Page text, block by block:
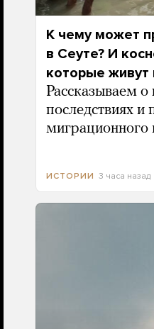
К чему может
в Сеуте? И
которые живут
Рассказываем
последствиях и
миграционного
ИСТОРИИ 3 часа назад